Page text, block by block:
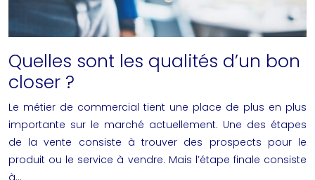
Quelles sont les qualités d’un bon
closer ?
Le métier de commercial tient une place de plus en plus
importante sur le marché actuellement. Une des étapes
de la vente consiste à trouver des prospects pour le
produit ou le service à vendre. Mais l’étape finale consiste